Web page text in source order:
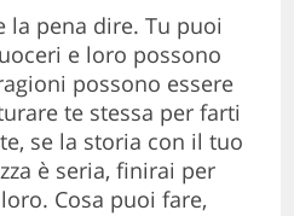
la pena dire. Tu puoi
e loro possono
possono essere
te stessa per farti
se la storia con il tuo
è seria, finirai per
Cosa puoi fare,